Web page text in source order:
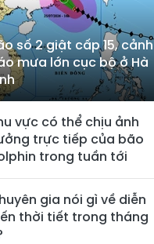
số 2 giật cấp 15, cảnh
mưa lớn cục bộ ở Hà
vực có thể chịu ảnh
trực tiếp của bão
trong tuần tới
gia nói gì về diễn
thời tiết trong tháng